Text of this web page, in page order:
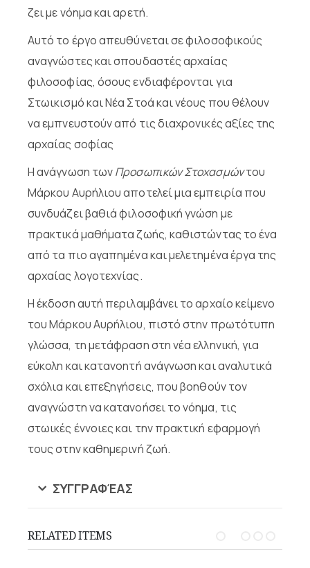
ζει με νόημα και αρετή.
Αυτό το έργο απευθύνεται σε φιλοσοφικούς
αναγνώστες και σπουδαστές αρχαίας
φιλοσοφίας, όσους ενδιαφέρονται για
Στωικισμό και Νέα Στοά και νέους που θέλουν
να εμπνευστούν από τις διαχρονικές αξίες της
αρχαίας σοφίας
Η ανάγνωση τωνΠροσωπικών Στοχασμώντου
Μάρκου Αυρήλιου αποτελεί μια εμπειρία που
συνδυάζει βαθιά φιλοσοφική γνώση με
πρακτικά μαθήματα ζωής, καθιστώντας το ένα
από τα πιο αγαπημένα και μελετημένα έργα της
αρχαίας λογοτεχνίας.
Η έκδοση αυτή περιλαμβάνει το αρχαίο κείμενο
του Μάρκου Αυρήλιου, πιστό στην πρωτότυπη
γλώσσα, τη μετάφραση στη νέα ελληνική, για
εύκολη και κατανοητή ανάγνωση και αναλυτικά
σχόλια και επεξηγήσεις, που βοηθούν τον
αναγνώστη να κατανοήσει το νόημα, τις
στωικές έννοιες και την πρακτική εφαρμογή
τους στην καθημερινή ζωή.
ΣΥΓΓΡΑΦΈΑΣ
RELATED ITEMS